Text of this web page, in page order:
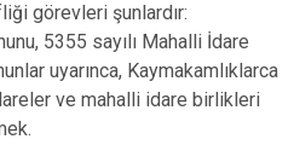
görevleri şunlardır:
5355 sayılı Mahalli İdare
uyarınca, Kaymakamlıklarca
ve mahalli idare birlikleri